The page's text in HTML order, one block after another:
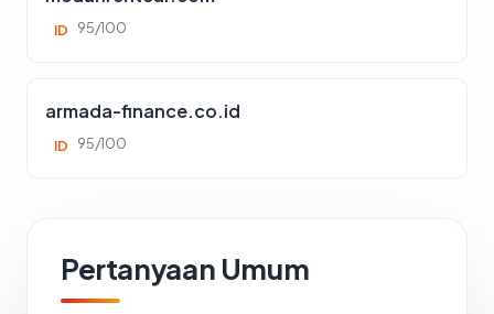
ID 95/100
armada-finance.co.id
ID 95/100
Pertanyaan Umum